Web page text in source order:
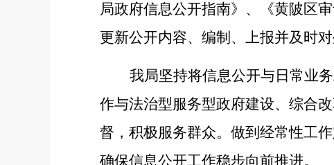
局政府信息公开指南》、《黄陂区
更新公开内容、编制、上报并及时
我局坚持将信息公开与日常业
作与法治型服务型政府建设、综合
督，积极服务群众。做到经常性工
确保信息公开工作稳步向前推进。